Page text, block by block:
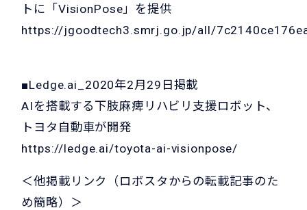
トに「VisionPose」を提供
https://jgoodtech3.smrj.go.jp/all/
■Ledge.ai_2020年2月29日掲載
AIを搭載する下肢麻痺リハビリ支援ロボット、
トヨタ自動車が開発
https://ledge.ai/toyota-ai-visionpose/
＜他掲載リンク（ロボスタからの転載記事のた
め簡略）＞